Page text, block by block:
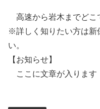
高速から岩木までどこ
※詳しく知りたい方は新
い。
【お知らせ】
ここに文章が入ります